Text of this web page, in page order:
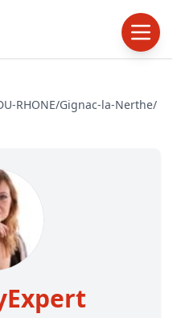
RHONE/Gignac-la-Nerthe/